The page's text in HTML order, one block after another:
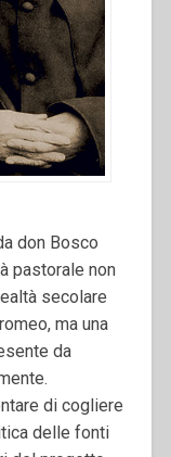
don Bosco
pastorale non
secolare
ma una
da
di cogliere
delle fonti